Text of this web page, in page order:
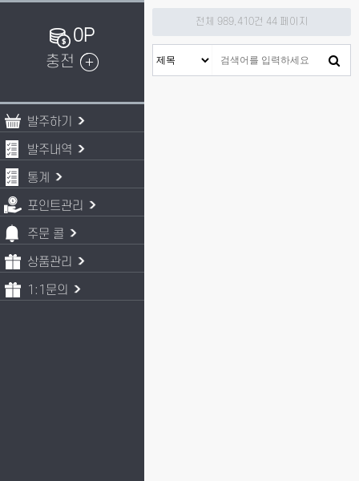
0P
충전
발주하기
발주내역
통계
포인트관리
주문 콜
상품관리
1:1문의
전체 989,410건 44 페이지